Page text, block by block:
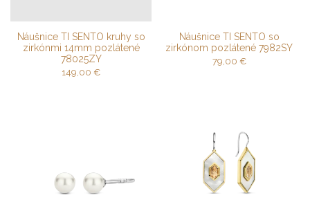
Náušnice TI SENTO kruhy so
zirkónmi 14mm pozlátené
78025ZY
149,00 €
Náušnice TI SENTO so
zirkónom pozlátené 7982SY
79,00 €